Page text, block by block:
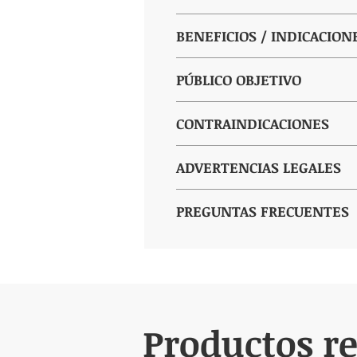
BENEFICIOS /
Ayuda a aliviar el estreñimiento
Promueve la regularidad
Contiene ingredientes que
PÚBLICO OBJETIVO
Personas con estreñimiento
Personas que buscan un
Quienes desean mantener el
CONTRAINDICACIONES
Contraindicado en caso de
Puede interactuar con
ADVERTENCIAS LEGALES
PREGUNTAS FRECUENTES
3. ¿Puede causar molestias
Productos